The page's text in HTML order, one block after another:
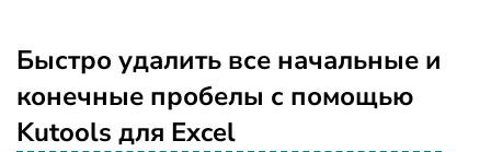
Быстро удалить все начальные и
конечные пробелы с помощью
Kutools для Excel